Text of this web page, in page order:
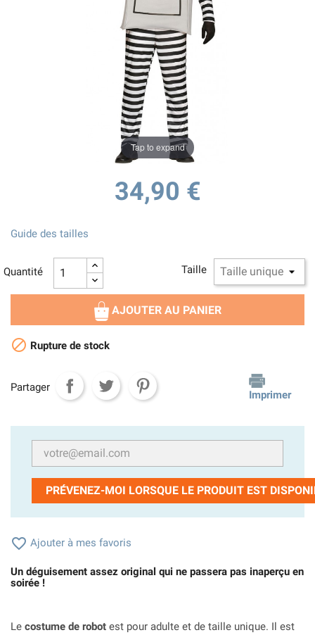
Tap to expand
34,90 €
Taille
Guide des tailles
Quantité
AJOUTER AU PANIER
 Rupture de stock
Partager
Imprimer
PRÉVENEZ-MOI LORSQUE LE PRODUIT EST
 Ajouter à mes favoris
Un déguisement assez original qui ne passera pas inaperçu en
soirée !
Le costume de robot est pour adulte et de taille unique. Il est